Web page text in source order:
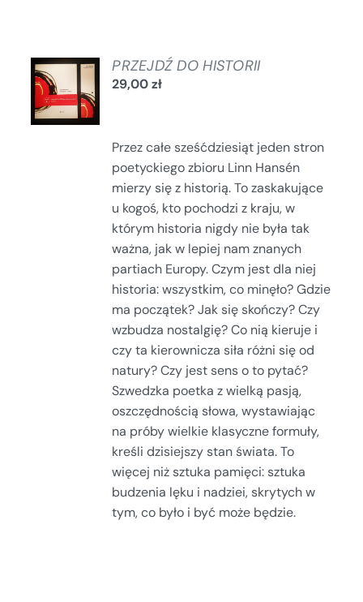
DODAJ
KOSZYKA
/
SZCZEGÓŁY
PRZEJDŹ DO HISTORII
29,00zł
Przez całe sześćdziesiąt jeden stron
poetyckiego zbioru Linn Hansén
mierzy się z historią. To zaskakujące
u kogoś, kto pochodzi z kraju, w
którym historia nigdy nie była tak
ważna, jak w lepiej nam znanych
partiach Europy. Czym jest dla niej
historia: wszystkim, co minęło? Gdzie
ma początek? Jak się skończy? Czy
wzbudza nostalgię? Co nią kieruje i
czy ta kierownicza siła różni się od
natury? Czy jest sens o to pytać?
Szwedzka poetka z wielką pasją,
oszczędnością słowa, wystawiając
na próby wielkie klasyczne formuły,
kreśli dzisiejszy stan świata. To
więcej niż sztuka pamięci: sztuka
budzenia lęku i nadziei, skrytych w
tym, co było i być może będzie.